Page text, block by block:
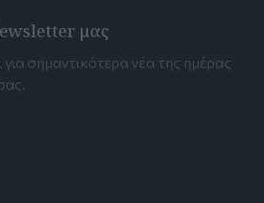
μας
σημαντικότερα νέα της ημέρας